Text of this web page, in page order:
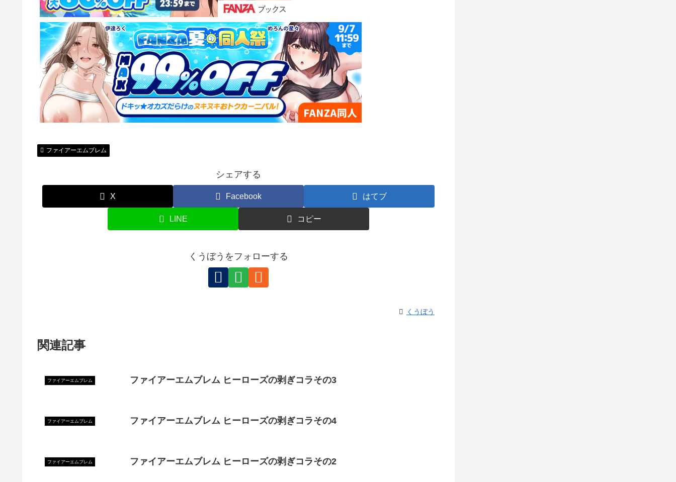
ファイアーエムブレム
シェアする
X Facebook はてブ
LINE コピー
くうぼうをフォローする
くうぼう
関連記事
ファイアーエムブレム ファイアーエムブレム ヒーローズの剥ぎコラその3
ファイアーエムブレム ファイアーエムブレム ヒーローズの剥ぎコラその4
ファイアーエムブレム ファイアーエムブレム ヒーローズの剥ぎコラその2